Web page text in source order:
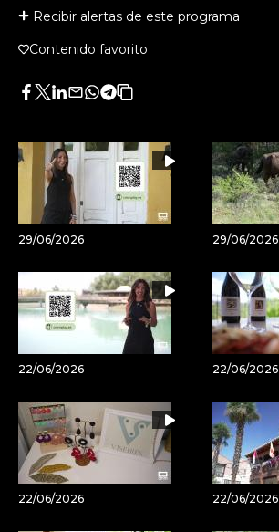
Recibir alertas de este programa
Contenido favorito
Facebook
Twitter
LinkedIn
Enviar
Whatsapp
Telegram
Copiar
artículo
29/06/2026 29/06/2026
22/06/2026 22/06/2026
22/06/2026 22/06/2026